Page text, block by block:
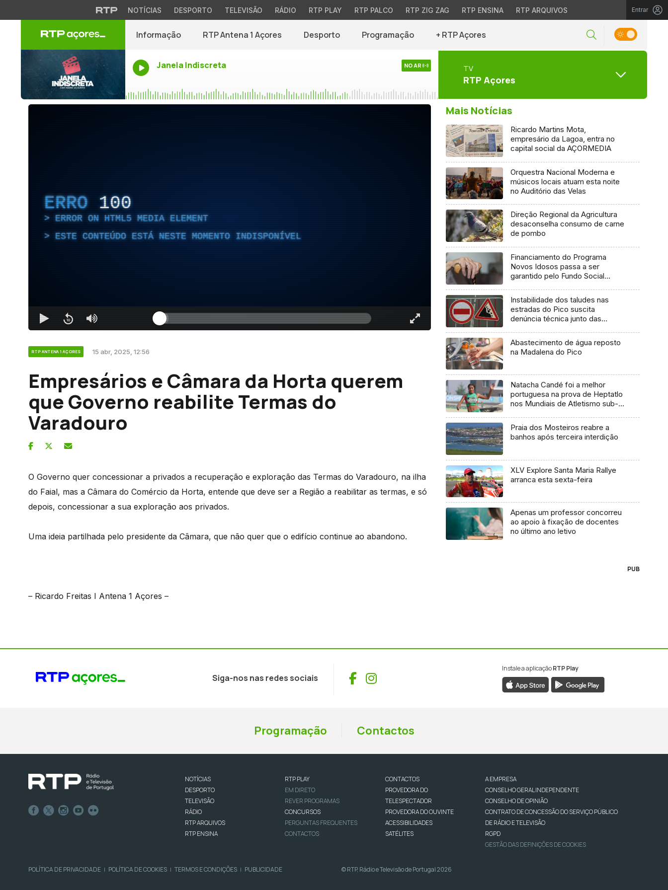
NOTÍCIAS DESPORTO TELEVISÃO RÁDIO RTP PLAY RTP PALCO RTP ZIG ZAG RTP ENSINA RTP ARQUIVOS Entrar
Informação RTP Antena 1 Açores Desporto Programação + RTP Açores
Janela Indiscreta NO AR TV
RTP Açores
ERRO 100
ERROR ON HTML5 MEDIA ELEMENT
ESTE CONTEÚDO ESTÁ NESTE MOMENTO INDISPONÍVEL
RTP ANTENA 1 AÇORES 15 abr, 2025, 12:56
Empresários e Câmara da Horta querem
que Governo reabilite Termas do
Varadouro
O Governo quer concessionar a privados a recuperação e exploração das Termas do Varadouro, na ilha
do Faial, mas a Câmara do Comércio da Horta, entende que deve ser a Região a reabilitar as termas, e só
depois, concessionar a sua exploração aos privados.
Uma ideia partilhada pelo presidente da Câmara, que não quer que o edifício continue ao abandono.
– Ricardo Freitas I Antena 1 Açores –
Mais Notícias
Ricardo Martins Mota,
empresário da Lagoa, entra no
capital social da AÇORMEDIA
Orquestra Nacional Moderna e
músicos locais atuam esta noite
no Auditório das Velas
Direção Regional da Agricultura
desaconselha consumo de carne
de pombo
Financiamento do Programa
Novos Idosos passa a ser
garantido pelo Fundo Social
Instabilidade dos taludes nas
estradas do Pico suscita
denúncia técnica junto das
Abastecimento de água reposto
na Madalena do Pico
Natacha Candé foi a melhor
portuguesa na prova de Heptatlo
nos Mundiais de Atletismo sub-
Praia dos Mosteiros reabre a
banhos após terceira interdição
XLV Explore Santa Maria Rallye
arranca esta sexta-feira
Apenas um professor concorreu
ao apoio à fixação de docentes
no último ano letivo
PUB
Siga-nos nas redes sociais Facebook
Instagram
Instale a aplicaçãoRTP Play
Programação Contactos
NOTÍCIAS
DESPORTO
TELEVISÃO
RÁDIO
RTP ARQUIVOS
RTP ENSINA
RTP PLAY
EM DIRETO
REVER PROGRAMAS
CONCURSOS
PERGUNTAS FREQUENTES
CONTACTOS
CONTACTOS
PROVEDORA DO
TELESPECTADOR
PROVEDORA DO OUVINTE
ACESSIBILIDADES
SATÉLITES
A EMPRESA
CONSELHO GERAL INDEPENDENTE
CONSELHO DE OPINIÃO
CONTRATO DE CONCESSÃO DO SERVIÇO PÚBLICO
DE RÁDIO E TELEVISÃO
RGPD
GESTÃO DAS DEFINIÇÕES DE COOKIES
POLÍTICA DE PRIVACIDADE | POLÍTICA DE COOKIES | TERMOS E CONDIÇÕES | PUBLICIDADE © RTP, Rádio e Televisão de Portugal 2026